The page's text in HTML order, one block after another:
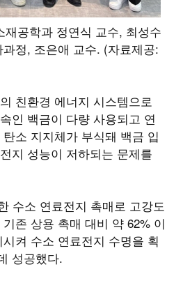
재공학과 정연식 교수, 최성수
정, 조은애 교수. (자료제공:
친환경 에너지 시스템으로
인 백금이 다량 사용되고 연
소 지지체가 부식돼 백금 입
지 성능이 저하되는 문제를
수소 연료전지 촉매로 고강도
존 상용 촉매 대비 약 62% 이
켜 수소 연료전지 수명을 획
성공했다.